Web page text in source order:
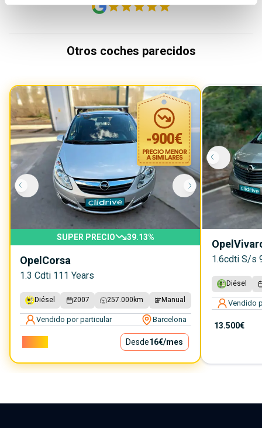
Otros coches parecidos
-900€
SUPER PRECIO 39.13%
OpelCorsa
1.3 Cdti 111 Years
Diésel 2007 257.000 km Manual
Vendido por particular Barcelona
Desde16€/mes
Opel
1.6cdti S/s
Diésel
Vendido
13.500€